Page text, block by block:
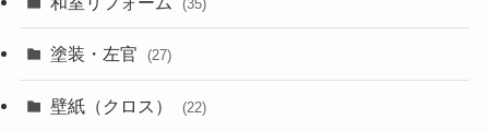
(35)
塗装・左官 (27)
壁紙（クロス） (22)